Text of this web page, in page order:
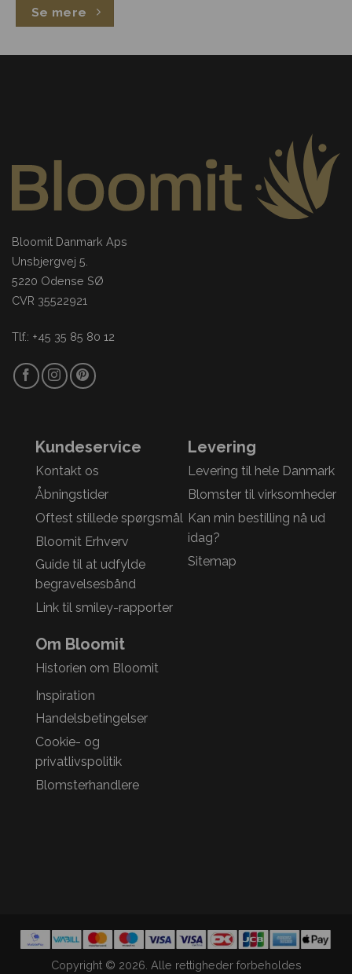
Se mere
Bloomit Danmark Aps
Unsbjergvej 5.
5220 Odense SØ
CVR 35522921
Tlf.: +45 35 85 80 12
Kundeservice
Kontakt os
Åbningstider
Oftest stillede spørgsmål
Bloomit Erhverv
Guide til at udfylde
begravelsesbånd
Link til smiley-rapporter
Levering
Levering til hele Danmark
Blomster til virksomheder
Kan min bestilling nå ud
idag?
Sitemap
Om Bloomit
Historien om Bloomit
Inspiration
Handelsbetingelser
Cookie- og
privatlivspolitik
Blomsterhandlere
Copyright © 2026. Alle rettigheder forbeholdes